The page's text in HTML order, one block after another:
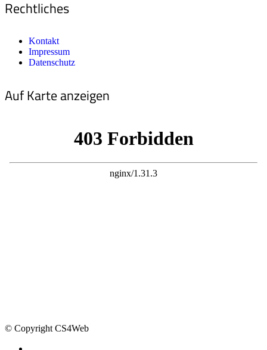
Rechtliches
Kontakt
Impressum
Datenschutz
Auf Karte anzeigen
© Copyright CS4Web